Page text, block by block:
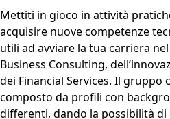
Mettiti in gioco in attività
acquisire nuove competenze
utili ad avviare la tua carriera
Business Consulting,
dei Financial Services. Il gruppo
composto da profili con
differenti, dando la possibilità di